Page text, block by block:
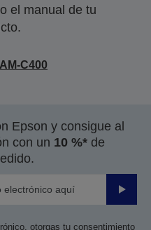
el manual de tu
C400
Epson y consigue al
con un 10 %* de
Enviar
otorgas tu consentimiento